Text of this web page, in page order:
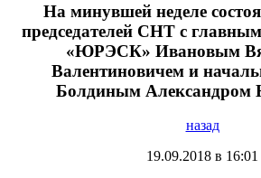
На минувшей неделе
председателей СНТ с
«ЮРЭСК» Ивановым
Валентиновичем и
Болдиным Александром
назад
19.09.2018 в 16:01